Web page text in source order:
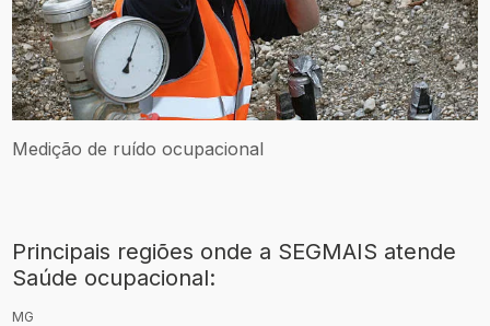
Medição de ruído ocupacional
Principais regiões onde a SEGMAIS atende
Saúde ocupacional:
MG